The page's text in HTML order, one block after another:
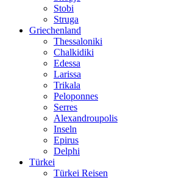
Stobi
Struga
Griechenland
Thessaloniki
Chalkidiki
Edessa
Larissa
Trikala
Peloponnes
Serres
Alexandroupolis
Inseln
Epirus
Delphi
Türkei
Türkei Reisen